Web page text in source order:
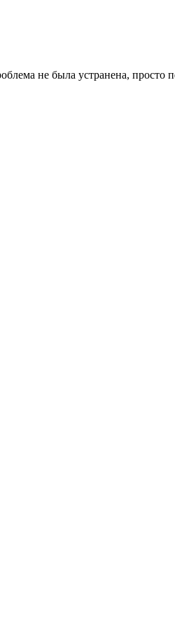
не была устранена,